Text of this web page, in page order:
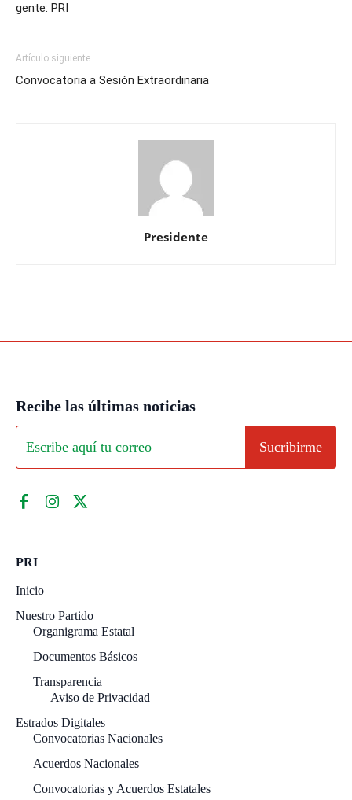
gente: PRI
Artículo siguiente
Convocatoria a Sesión Extraordinaria
Presidente
Recibe las últimas noticias
Sucribirme
PRI
Inicio
Nuestro Partido
Organigrama Estatal
Documentos Básicos
Transparencia
Aviso de Privacidad
Estrados Digitales
Convocatorias Nacionales
Acuerdos Nacionales
Convocatorias y Acuerdos Estatales